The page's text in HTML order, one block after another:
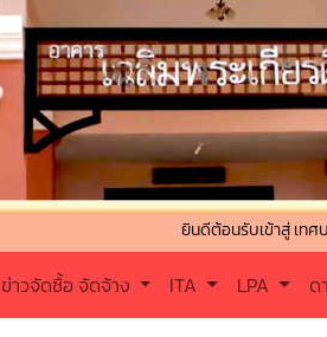
ยินดีต้อนรับเข้าสู่ เทศบาลตำบลสัน
ข่าวจัดซื้อ จัดจ้าง ITA LPA ด